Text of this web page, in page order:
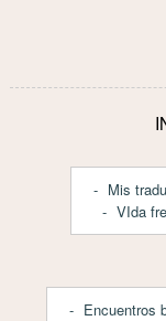
Mis
VIda
Encuentros